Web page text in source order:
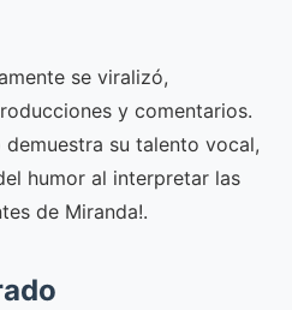
se viralizó,
y comentarios.
su talento vocal,
humor al interpretar las
de Miranda!.